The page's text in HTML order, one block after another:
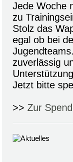
Jede Woche
zu
Stolz das
egal ob bei
zuverlässig
Jetzt bitte
>> Zur